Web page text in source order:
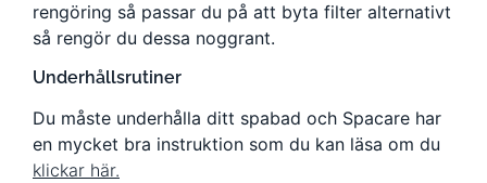
rengöring så passar du på att byta filter alternativt
så rengör du dessa noggrant.
Underhållsrutiner
Du måste underhålla ditt spabad och Spacare har
en mycket bra instruktion som du kan läsa om du
klickar här.